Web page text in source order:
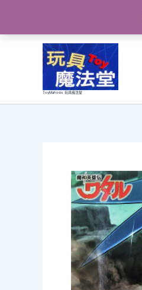
內
ToyMahodo 玩具魔法堂